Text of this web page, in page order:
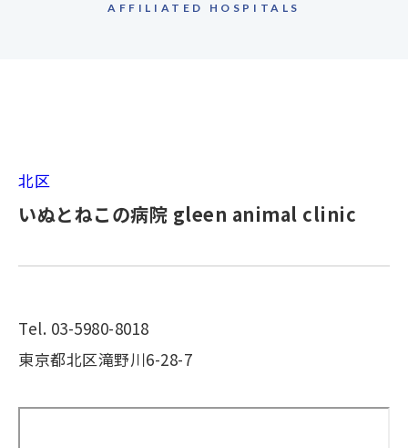
AFFILIATED HOSPITALS
北区
いぬとねこの病院 gleen animal clinic
Tel. 03-5980-8018
東京都北区滝野川6-28-7